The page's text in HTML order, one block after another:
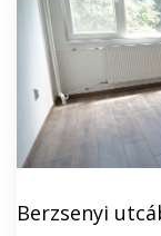
Berzsenyi